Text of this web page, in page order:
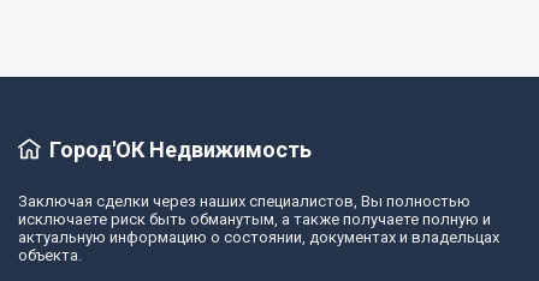
Город'ОК Недвижимость
Заключая сделки через наших специалистов, Вы полностью
исключаете риск быть обманутым, а также получаете полную и
актуальную информацию о состоянии, документах и владельцах
объекта.